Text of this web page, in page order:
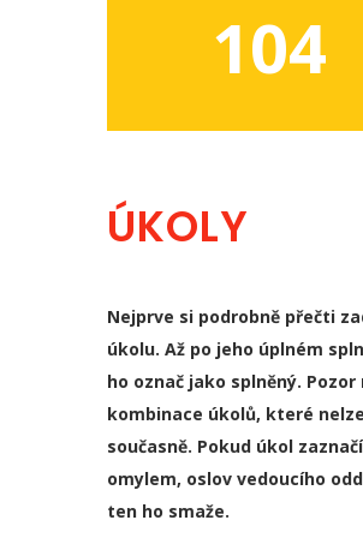
104
ÚKOLY
Nejprve si podrobně přečti
úkolu. Až po jeho úplném
ho označ jako splněný. Pozor
kombinace úkolů, které
současně. Pokud úkol
omylem, oslov vedoucího
ten ho smaže.